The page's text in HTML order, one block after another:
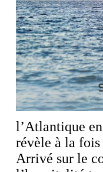
l’Atlantique
révèle à la
Arrivé sur le